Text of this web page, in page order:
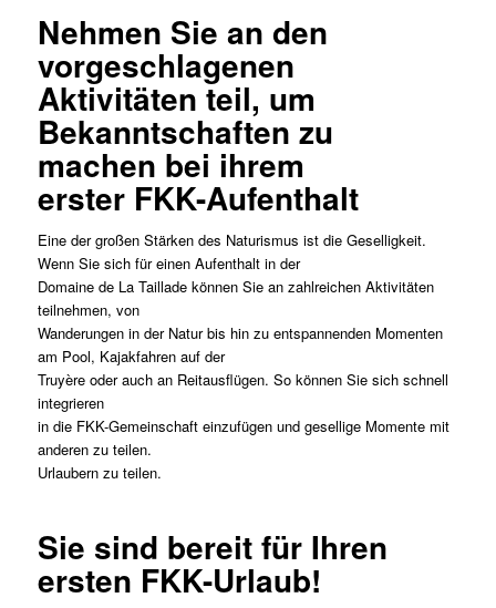
Nehmen Sie an den
vorgeschlagenen
Aktivitäten teil, um
Bekanntschaften zu
machen bei ihrem
erster FKK-Aufenthalt
Eine der großen Stärken des Naturismus ist die Geselligkeit.
Wenn Sie sich für einen Aufenthalt in der
Domaine de La Taillade können Sie an zahlreichen Aktivitäten
teilnehmen, von
Wanderungen in der Natur bis hin zu entspannenden Momenten
am Pool, Kajakfahren auf der
Truyère oder auch an Reitausflügen. So können Sie sich schnell
integrieren
in die FKK-Gemeinschaft einzufügen und gesellige Momente mit
anderen zu teilen.
Urlaubern zu teilen.
Sie sind bereit für Ihren
ersten FKK-Urlaub!